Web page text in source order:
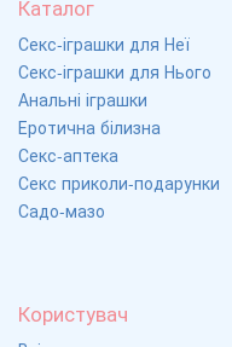
Каталог
Секс-іграшки для Неї
Секс-іграшки для Нього
Анальні іграшки
Еротична білизна
Секс-аптека
Секс приколи-подарунки
Садо-мазо
Користувач